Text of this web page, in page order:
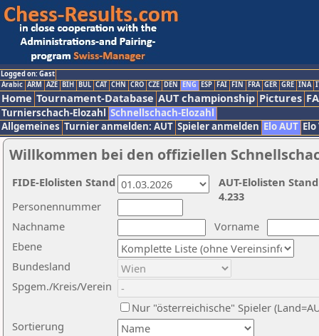
Logged on: Gast
Arabic ARM AZE BIH BUL CAT CHN CRO CZE DEN ENG ESP FAI FIN FRA GER GRE INA
Home Tournament-Database AUT championship Pictures
Turnierschach-Elozahl Schnellschach-Elozahl
Allgemeines Turnier anmelden: AUT Spieler anmelden Elo AUT
Willkommen bei den offiziellen
Nachname
Vorname
Ebene
Sortierung
Personennummer
Bundesland
Spgem./Kreis/Verein
Nur "österreichische" Spieler
AUT-Elolisten
4.233
FIDE-Elolisten Stand